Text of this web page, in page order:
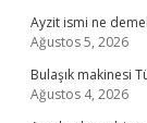
Ayzit ismi ne
Ağustos 5, 2026
Bulaşık makinesi
Ağustos 4, 2026